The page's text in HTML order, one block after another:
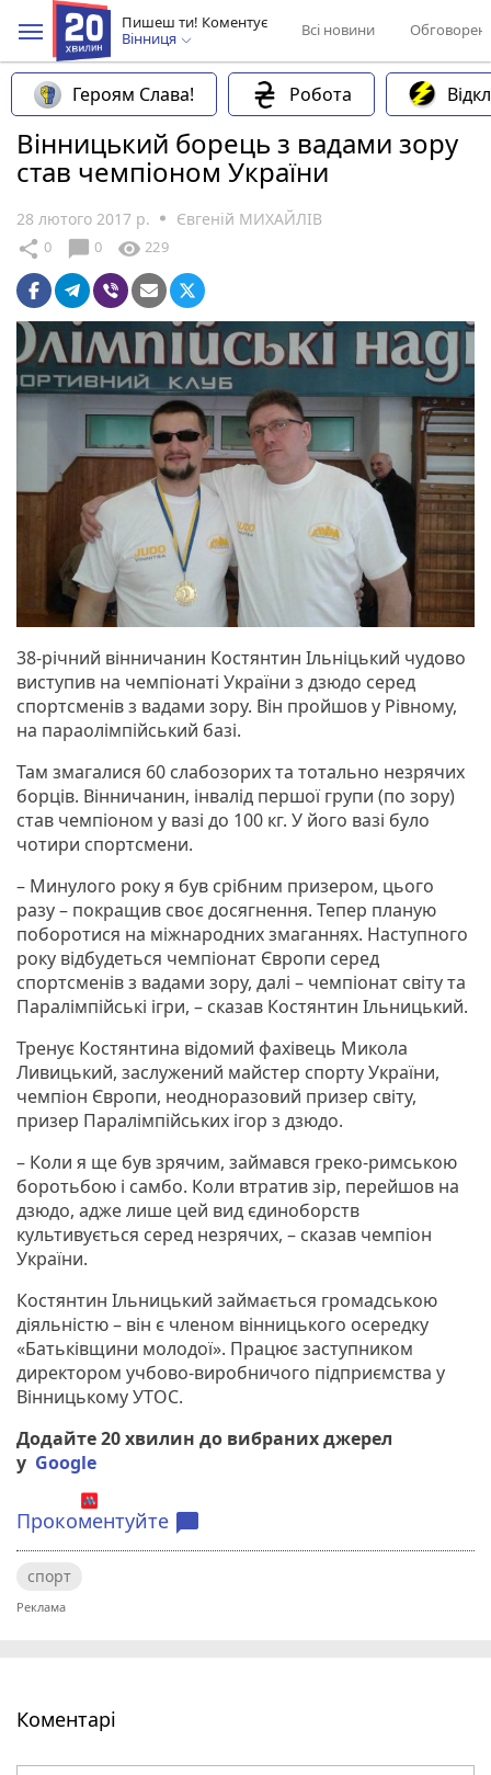
Пишеш ти! Коментує
Вінниця
Всі новини
Героям Слава! Робота
Вінницький борець з вадами зору
став чемпіоном України
28 лютого 2017 р. Євгеній МИХАЙЛІВ
share 0 chat_bubble 0 visibility 229
38-річний вінничанин Костянтин Ільніцький чудово
виступив на чемпіонаті України з дзюдо серед
спортсменів з вадами зору. Він пройшов у Рівному,
на параолімпійський базі.
Там змагалися 60 слабозорих та тотально незрячих
борців. Вінничанин, інвалід першої групи (по зору)
став чемпіоном у вазі до 100 кг. У його вазі було
чотири спортсмени.
– Минулого року я був срібним призером, цього
разу – покращив своє досягнення. Тепер планую
поборотися на міжнародних змаганнях. Наступного
року відбудеться чемпіонат Європи серед
спортсменів з вадами зору, далі – чемпіонат світу та
Паралімпійські ігри, – сказав Костянтин Ільницький.
Тренує Костянтина відомий фахівець Микола
Ливицький, заслужений майстер спорту України,
чемпіон Європи, неодноразовий призер світу,
призер Паралімпійських ігор з дзюдо.
– Коли я ще був зрячим, займався греко-римською
боротьбою і самбо. Коли втратив зір, перейшов на
дзюдо, адже лише цей вид єдиноборств
культивується серед незрячих, – сказав чемпіон
України.
Костянтин Ільницький займається громадською
діяльністю – він є членом вінницького осередку
«Батьківщини молодої». Працює заступником
директором учбово-виробничого підприємства у
Вінницькому УТОС.
Додайте 20 хвилин до вибраних джерел
у Google
Прокоментуйте chat_bubble
спорт
Коментарі